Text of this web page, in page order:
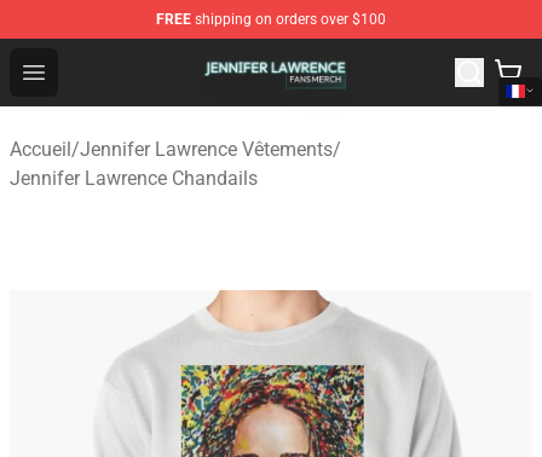
FREE shipping on orders over $100
Open menu
Jennifer Lawrence Shop - Official Jennifer Lawrence
Accueil/Jennifer Lawrence Vêtements/
Jennifer Lawrence Chandails